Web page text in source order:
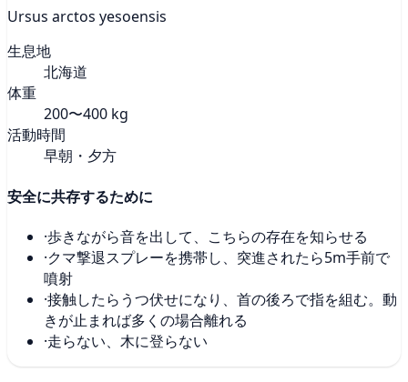
Ursus arctos yesoensis
生息地
北海道
体重
200〜400 kg
活動時間
早朝・夕方
安全に共存するために
·歩きながら音を出して、こちらの存在を知らせる
·クマ撃退スプレーを携帯し、突進されたら5m手前で
噴射
·接触したらうつ伏せになり、首の後ろで指を組む。動
きが止まれば多くの場合離れる
·走らない、木に登らない